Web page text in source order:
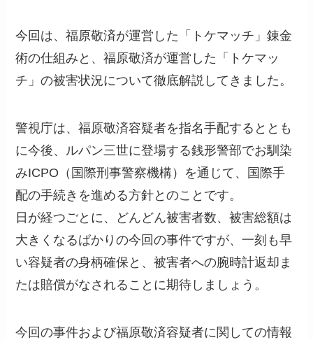
今回は、福原敬済が運営した「トケマッチ」錬金
術の仕組みと、福原敬済が運営した「トケマッ
チ」の被害状況について徹底解説してきました。
警視庁は、福原敬済容疑者を指名手配するととも
に今後、ルパン三世に登場する銭形警部でお馴染
みICPO（国際刑事警察機構）を通じて、国際手
配の手続きを進める方針とのことです。
日が経つごとに、どんどん被害者数、被害総額は
大きくなるばかりの今回の事件ですが、一刻も早
い容疑者の身柄確保と、被害者への腕時計返却ま
たは賠償がなされることに期待しましょう。
今回の事件および福原敬済容疑者に関しての情報